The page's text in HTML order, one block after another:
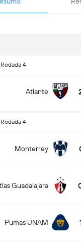
4
Atlante
4
Monterrey
Guadalajara
Pumas UNAM